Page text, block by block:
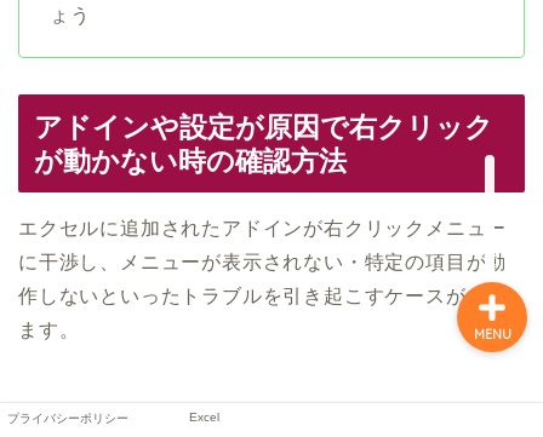
ょう
アドインや設定が原因で右クリック
が動かない時の確認方法
エクセルに追加されたアドインが右クリックメニュー
に干渉し、メニューが表示されない・特定の項目が動
作しないといったトラブルを引き起こすケースがあり
ます。
プライバシーポリシー Excel
MENU
プライバシーポリシー
Excel